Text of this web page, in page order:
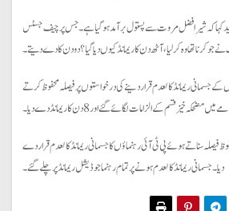
کہا کہ شیر افضل مروت سے پستول برآمد ہو گیا ہے۔ جس پر چیف جسٹس
کرنا تھا وہ کر لیا، آٹھ دن کا ریمانڈ کیوں دیا گیا؟ دو دن کا دے دیتے۔
ریمانڈ کالعدم قرار دینے کی درخواستوں پر فیصلہ محفوظ کرتے
خیز قسم کے الزامات لگائے گئے اور8 دن کا ریمانڈ دے دیا۔
فیصلہ سناتے ہوئے پی ٹی آئی رہنماؤں کا جسمانی ریمانڈ کالعدم قرار دے
دیا۔ جسمانی ریمانڈ کالعدم ہونے پر تمام رہنما جوڈیشل ریمانڈ پر چلے گئے۔